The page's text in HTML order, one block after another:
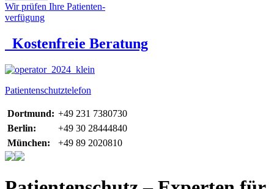
Wir prüfen Ihre Patienten-
verfügung
Kostenfreie Beratung
Patientenschutztelefon
Dortmund: +49 231 7380730
Berlin:
+49 30 28444840
München:
+49 89 2020810